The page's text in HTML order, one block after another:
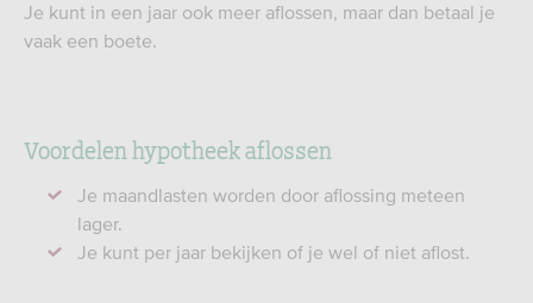
Je kunt in een jaar ook meer aflossen, maar dan betaal je
vaak een boete.
Voordelen hypotheek aflossen
Je maandlasten worden door aflossing meteen
lager.
Je kunt per jaar bekijken of je wel of niet aflost.